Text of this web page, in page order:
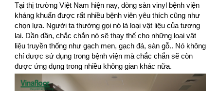
Tại thị trường Việt Nam hiện nay, dòng sàn vinyl bệnh viện
kháng khuẩn được rất nhiều bệnh viên yêu thích cũng như
chọn lựa. Người ta thường gọi nó là loại vật liệu của tương
lai. Dần dần, chắc chắn nó sẽ thay thế cho những loại vật
liệu truyền thống như gạch men, gạch đá, sàn gỗ.. Nó không
chỉ được sử dụng trong bệnh viện mà chắc chắn sẽ còn
được ứng dụng trong nhiều không gian khác nữa.